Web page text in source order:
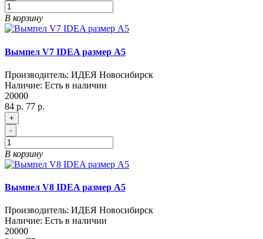
В корзину
Вымпел V7 IDEA размер A5
Производитель: ИДЕЯ Новосибирск
Наличие: Есть в наличии
20000
84 р. 77 р.
+
-
В корзину
Вымпел V8 IDEA размер A5
Производитель: ИДЕЯ Новосибирск
Наличие: Есть в наличии
20000